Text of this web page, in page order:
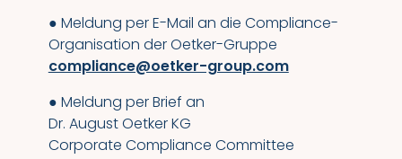
● Meldung per E-Mail an die Compliance-
Organisation der Oetker-Gruppe
compliance@oetker-group.com
● Meldung per Brief an
Dr. August Oetker KG
Corporate Compliance Committee